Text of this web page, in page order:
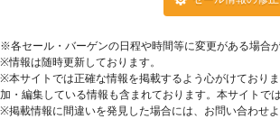
※各セール・バーゲンの日程や時間等に変更がある場合
※情報は随時更新しております。
※本サイトでは正確な情報を掲載するよう心がけており
加・編集している情報も含まれております。本サイトで
※掲載情報に間違いを発見した場合には、お問い合わせよ